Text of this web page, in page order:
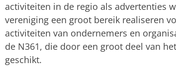
activiteiten in de regio als advertenties
vereniging een groot bereik realiseren
activiteiten van ondernemers en
de N361, die door een groot deel van
geschikt.